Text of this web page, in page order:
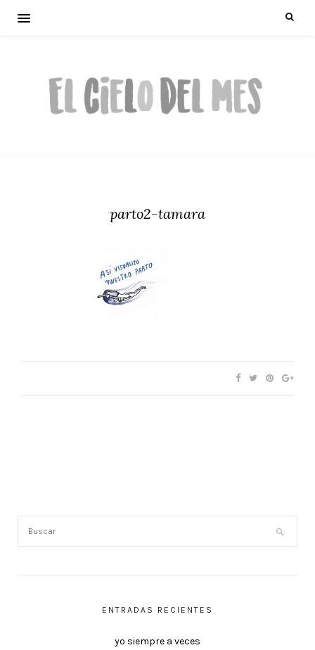
parto2-tamara
ENTRADAS RECIENTES
yo siempre a veces